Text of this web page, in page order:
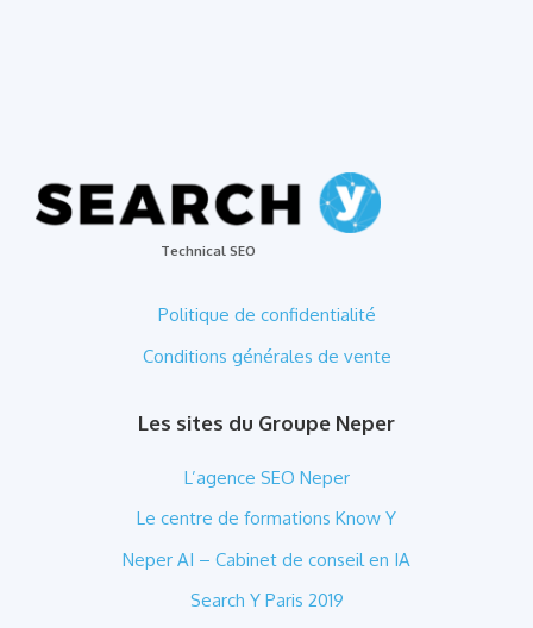
Technical SEO
Politique de confidentialité
Conditions générales de vente
Les sites du Groupe Neper
L’agence SEO Neper
Le centre de formations Know Y
Neper AI – Cabinet de conseil en IA
Search Y Paris 2019